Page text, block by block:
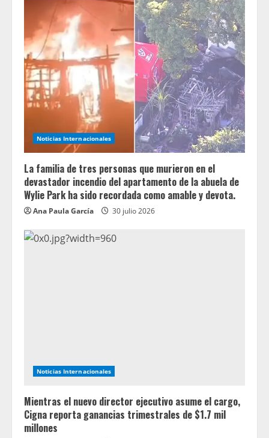
Noticias Internacionales
La familia de tres personas que murieron en el
devastador incendio del apartamento de la abuela de
Wylie Park ha sido recordada como amable y devota.
Ana Paula García 30 julio 2026
Noticias Internacionales
Mientras el nuevo director ejecutivo asume el cargo,
Cigna reporta ganancias trimestrales de $1.7 mil
millones